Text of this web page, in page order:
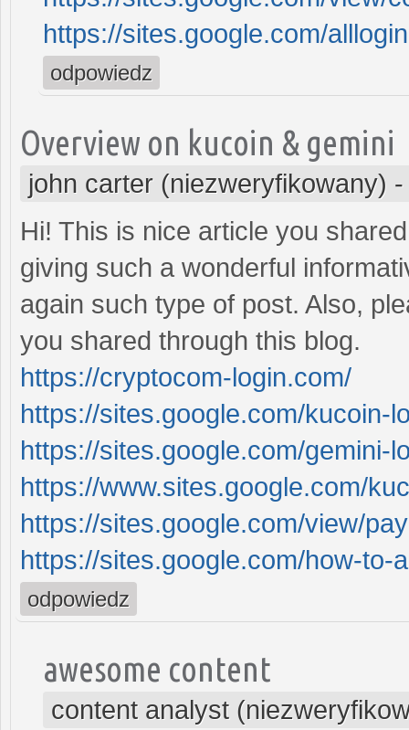
https://sites.google.com/
odpowiedz
Overview on kucoin & gemini
john carter (niezweryfikowany)
Hi! This is nice article you
giving such a wonderful
again such type of post. Also,
you shared through this blog.
https://cryptocom-login.com/
https://sites.google.com/kucoin-
https://sites.google.com/gemini-
https://www.sites.google.com/
https://sites.google.com/view/
https://sites.google.com/how-to-
odpowiedz
awesome content
content analyst